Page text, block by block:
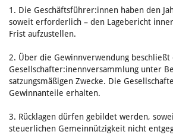
1. Die Geschäftsführer:innen haben den
soweit erforderlich – den Lagebericht
Frist aufzustellen.
2. Über die Gewinnverwendung beschließt
Gesellschafter:inennversammlung unter
satzungsmäßigen Zwecke. Die
Gewinnanteile erhalten.
3. Rücklagen dürfen gebildet werden,
steuerlichen Gemeinnützigkeit nicht